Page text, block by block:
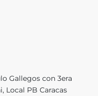
Gallegos con 3era
Local PB Caracas